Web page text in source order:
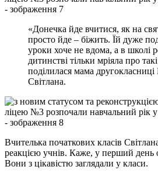
«Донечка йде вчитися, як на
просто йде – біжить. Їй дуже
уроки хоче не вдома, а в школі
дитинстві тільки мріяла про
поділилася мама другокласниці
Світлана.
Вчителька початкових класів
реакцією учнів. Каже, у перший день
Вони з цікавістю заглядали у класи.